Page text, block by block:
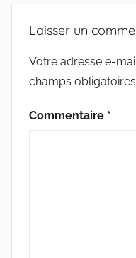
Laisser un
Votre adresse e-
champs
Commentaire *